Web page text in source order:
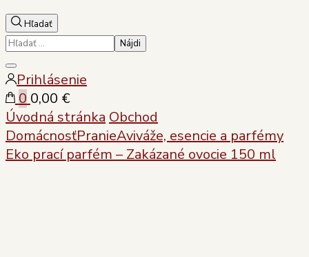
Hľadať
Hľadať:
Zatvoriť
vyhľadávanie
Prihlásenie
0 0,00 €
Úvodná stránka Obchod
DomácnosťPranieAviváže, esencie a parfémy
Eko prací parfém – Zakázané ovocie 150 ml